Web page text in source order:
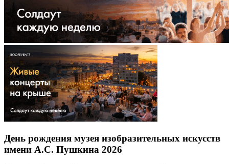
День рождения музея изобразительных искусств
имени А.С. Пушкина 2026